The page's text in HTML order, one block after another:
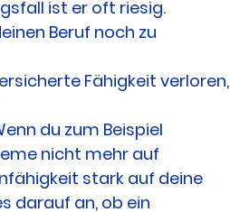
ist er oft riesig.
Beruf noch zu
Fähigkeit verloren,
du zum Beispiel
nicht mehr auf
stark auf deine
darauf an, ob ein